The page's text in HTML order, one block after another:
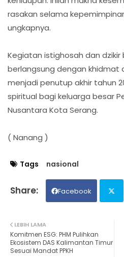
rasakan selama
ungkapnya.
Kegiatan istighosah dan
berlangsung dengan khidmat
menjadi penutup akhir tahun
spiritual bagi keluarga besar
Nusantara Kota Serang.
( Nanang )
Tags nasional
Facebook
LEBIH LAMA
Komitmen ESG: PHM Pulihkan
Ekosistem DAS Kalimantan Timur
Sesuai Mandat PPKH